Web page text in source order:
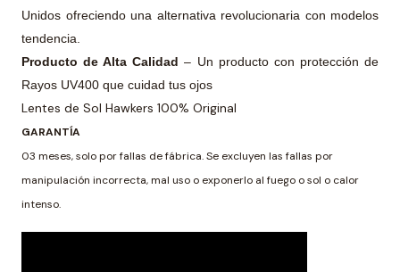
Unidos ofreciendo una alternativa revolucionaria con modelos
tendencia.
Producto de Alta Calidad– Un producto con protección de
Rayos UV400 que cuidad tus ojos
Lentes de Sol Hawkers 100% Original
GARANTÍA
03 meses, solo por fallas de fábrica. Se excluyen las fallas por
manipulación incorrecta, mal uso o exponerlo al fuego o sol o calor
intenso.